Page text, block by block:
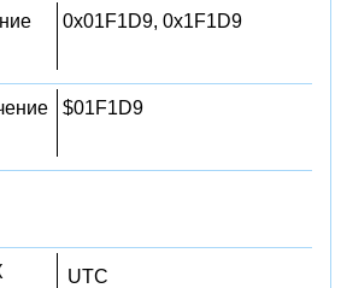
0x01F1D9, 0x1F1D9
$01F1D9
UTC